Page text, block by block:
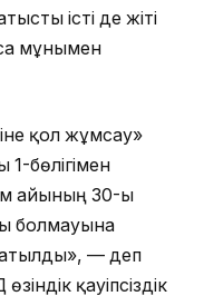
істі де жіті
мұнымен
қол жұмсау»
бөлігімен
айының 30-ы
болмауына
— деп
қауіпсіздік